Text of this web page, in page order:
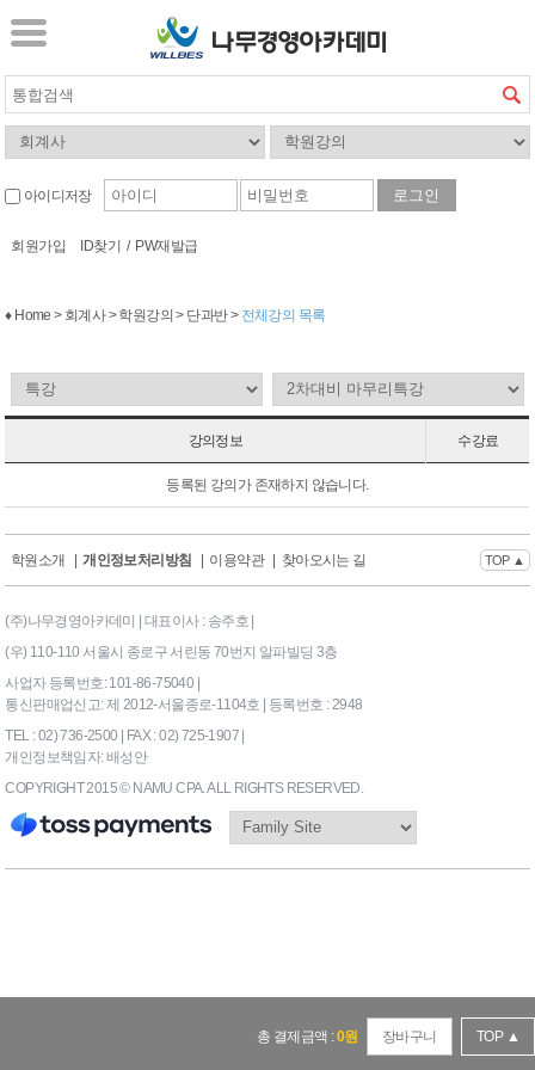
아이디저장
회원가입 ID찾기 / PW재발급
♦ Home > 회계사 > 학원강의 > 단과반 > 전체강의 목록
강의정보 수강료
등록된 강의가 존재하지 않습니다.
총 결제금액 :0원 장바구니 TOP ▲
학원소개 개인정보처리방침 이용약관 찾아오시는 길 TOP ▲
(주)나무경영아카데미 | 대표이사 : 송주호 |
(우) 110-110 서울시 종로구 서린동 70번지 알파빌딩 3층
사업자 등록번호: 101-86-75040 |
통신판매업신고: 제 2012-서울종로-1104호 | 등록번호 : 2948
TEL : 02) 736-2500 | FAX : 02) 725-1907 |
개인정보책임자: 배성안
COPYRIGHT 2015 © NAMU CPA. ALL RIGHTS RESERVED.169|End Timer : 0.0859375